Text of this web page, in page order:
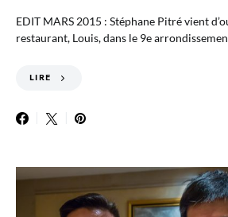
EDIT MARS 2015 : Stéphane Pitré vient
restaurant, Louis, dans le 9e
LIRE